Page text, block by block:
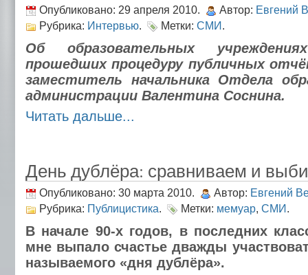
Опубликовано: 29 апреля 2010. Автор: Евгений
Рубрика: Интервью. Метки: СМИ.
Об образовательных
прошедших процедуру публичных
заместитель начальника Отдела
администрации Валентина Соснина.
Читать дальше...
День дублёра: сравниваем и
Опубликовано: 30 марта 2010. Автор: Евгений
Рубрика: Публицистика. Метки: мемуар, СМИ.
В начале 90-х годов, в последних
мне выпало счастье дважды
называемого «дня дублёра».